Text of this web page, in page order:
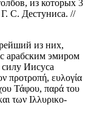
из которых 3
С. Дестуниса. //
из них,
арабским эмиром
Иисуса
προτροπή, ευλογία
Τάφου, παρά του
των Ιλλυρικο-